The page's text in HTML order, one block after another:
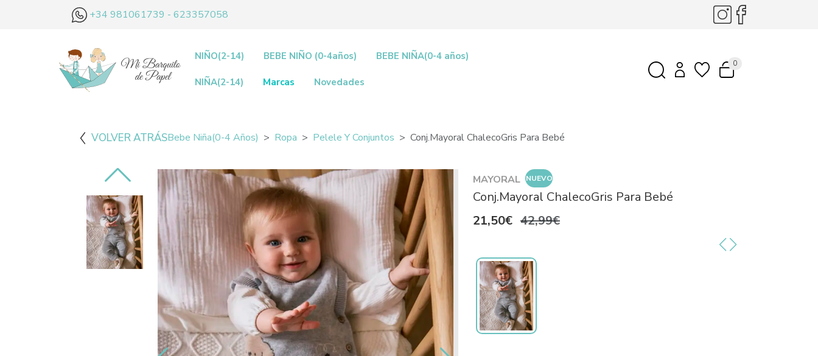
+34 981061739 - 623357058
NIÑO(2-14) BEBE NIÑO (0-4años) BEBE NIÑA(0-4 años)
NIÑA(2-14) Marcas Novedades
0
VOLVER ATRÁSBebe Niña(0-4 Años) Ropa Pelele Y Conjuntos Conj.Mayoral ChalecoGris Para Bebé
MAYORAL NUEVO
Conj.Mayoral ChalecoGris Para Bebé
21,50€ 42,99€